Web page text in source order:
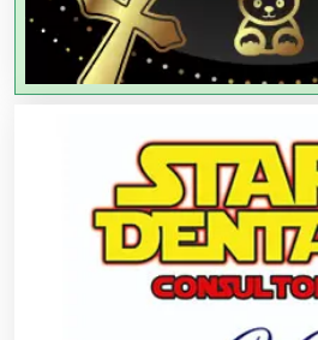
Agricultores
Agricultura y Ganadería
Agua Purificada